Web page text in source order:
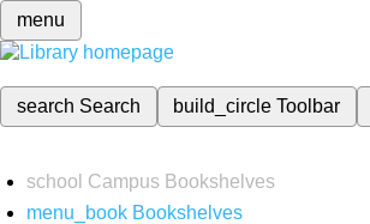
menu
search Search build_circleToolbar
school Campus Bookshelves
menu_book Bookshelves